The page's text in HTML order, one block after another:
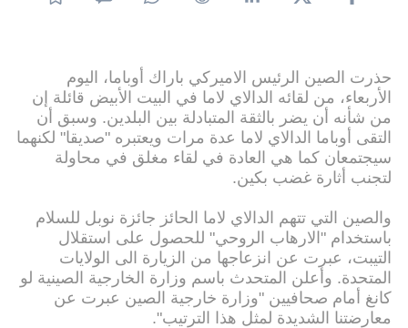
حذرت الصين الرئيس الاميركي باراك أوباما، اليوم
الأربعاء، من لقائه الدالاي لاما في البيت الأبيض قائلة إن
من شأنه أن يضر بالثقة المتبادلة بين البلدين. وسبق أن
التقى أوباما الدالاي لاما عدة مرات ويعتبره "صديقا" لكنهما
سيجتمعان كما هي العادة في لقاء مغلق في محاولة
لتجنب أثارة غضب بكين.
والصين التي تتهم الدالاي لاما الحائز جائزة نوبل للسلام
باستخدام "الارهاب الروحي" للحصول على استقلال
التيبت، عبرت عن انزعاجها من الزيارة الى الولايات
المتحدة. وأعلن المتحدث باسم وزارة الخارجية الصينية لو
كانغ أمام صحافيين "وزارة خارجية الصين عبرت عن
معارضتنا الشديدة لمثل هذا الترتيب".